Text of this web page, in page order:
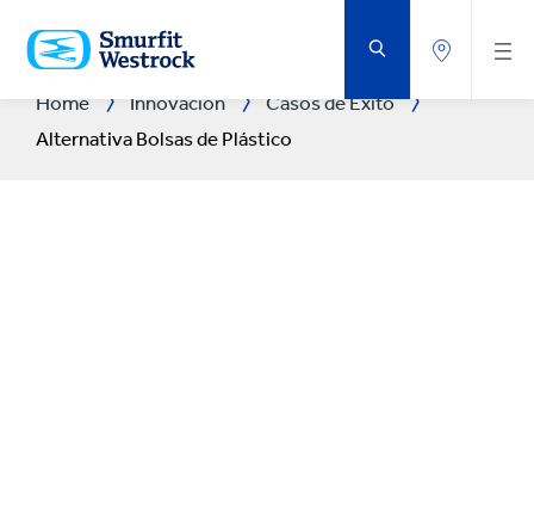
AL
CONTENIDO
PRINCIPAL
Home Innovación
Casos de Éxito
Alternativa Bolsas de Plástico